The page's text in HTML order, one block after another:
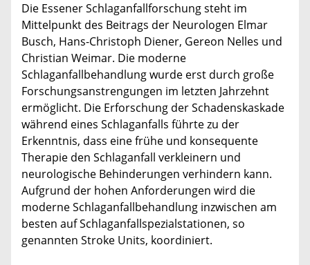
Die Essener Schlaganfallforschung steht im
Mittelpunkt des Beitrags der Neurologen Elmar
Busch, Hans-Christoph Diener, Gereon Nelles und
Christian Weimar. Die moderne
Schlaganfallbehandlung wurde erst durch große
Forschungsanstrengungen im letzten Jahrzehnt
ermöglicht. Die Erforschung der Schadenskaskade
während eines Schlaganfalls führte zu der
Erkenntnis, dass eine frühe und konsequente
Therapie den Schlaganfall verkleinern und
neurologische Behinderungen verhindern kann.
Aufgrund der hohen Anforderungen wird die
moderne Schlaganfallbehandlung inzwischen am
besten auf Schlaganfallspezialstationen, so
genannten Stroke Units, koordiniert.